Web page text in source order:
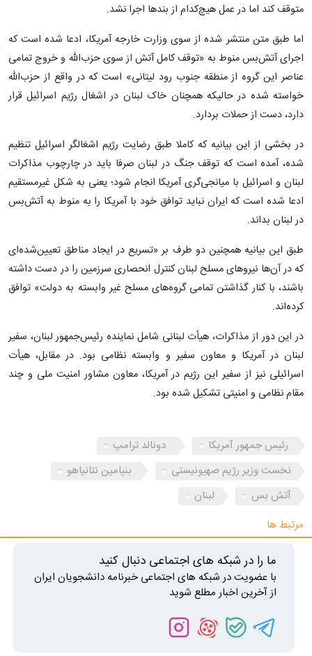
متوقف کند اما در عمل هیچ‌کدام از بندها اجرا نشد.
اما طبق متن منتشر شده از سوی وزارت خارجه آمریکا، ادعا شده است که
اجرای آتش‌بس منوط به «توقف کامل آتش از سوی حزب‌الله و خروج تمامی
عناصر این گروه از منطقه جنوب رود لیتانی» است که در واقع از حزب‌الله
خواسته شده در حالیکه همچنان خاک لبنان در اشغال رژیم اسرائیل قرار
دارد، دست از حملات بردارد.
در بخشی از این بیانیه که کاملا طبق رضایت رژیم اشغالگر اسرائیل تنظیم
شده، آمده است که توقف جنگ در لبنان صرفا باید در چارچوب مذاکرات
لبنان و اسرائیل با میانجی‌گری آمریکا انجام شود؛ یعنی به شکل غیرمستقیم
ادعا شده است که ایران نباید توافق خود با آمریکا را به منوط به آتش‌بس
در لبنان بداند.
طبق این بیانیه همچنین دو طرف بر «تسریع در ایجاد مناطق تعیین‌شده‌ای
که در آن‌ها نیروهای مسلح لبنان کنترل انحصاری سرزمین را در دست داشته
باشند، با کنار گذاشتن تمامی گروه‌های مسلح غیر وابسته به دولت» توافق
کرده‌اند.
در این دور از مذاکرات، هیأت لبنانی شامل نماینده رئیس‌جمهور لبنان، سفیر
لبنان در آمریکا و معاون سفیر و وابسته نظامی بود. در مقابل، هیأت
اسرائیلی نیز از سفیر این رژیم در آمریکا، معاون مشاور امنیت ملی و چند
مقام نظامی و امنیتی تشکیل شده بود.
رئیس جمهور آمریکا
دونالد ترامپ
نخست وزیر رژیم صهیونیستی
بنیامین نتانیاهو
آتش بس
لبنان
مرتبط ها
ما را در شبکه های اجتماعی دنبال کنید
با عضویت در شبکه های اجتماعی خبرنامه دانشجویان ایران
از آخرین اخبار مطلع شوید